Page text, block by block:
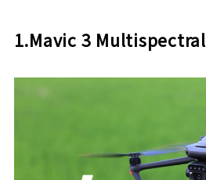
1.Mavic 3 Multispectral